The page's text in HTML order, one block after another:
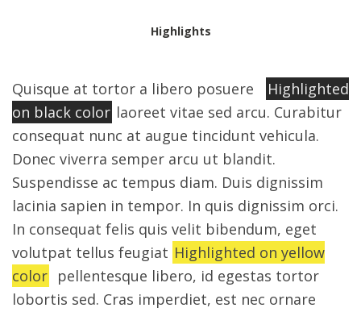
Highlights
Quisque at tortor a libero posuere
Highlighted
on black color laoreet vitae sed arcu. Curabitur
consequat nunc at augue tincidunt vehicula.
Donec viverra semper arcu ut blandit.
Suspendisse ac tempus diam. Duis dignissim
lacinia sapien in tempor. In quis dignissim orci.
In consequat felis quis velit bibendum, eget
volutpat tellus feugiat Highlighted on yellow
color pellentesque libero, id egestas tortor
lobortis sed. Cras imperdiet, est nec ornare